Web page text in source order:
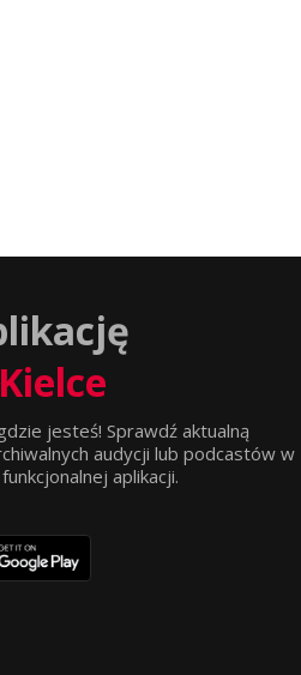
jesteś! Sprawdź aktualną
audycji lub podcastów w
aplikacji.